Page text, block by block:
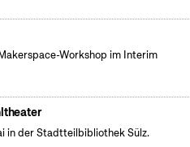
Workshop im Interim
in der Stadtteilbibliothek Sülz.